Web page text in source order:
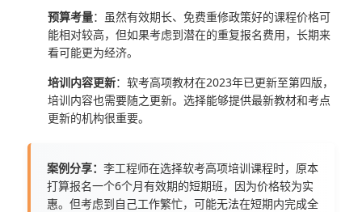
预算考量：虽然有效期长、免费重修政策好的课程价格可
能相对较高，但如果考虑到潜在的重复报名费用，长期来
看可能更为经济。
培训内容更新：软考高项教材在2023年已更新至第四版，
培训内容也需要随之更新。选择能够提供最新教材和考点
更新的机构很重要。
案例分享： 李工程师在选择软考高项培训课程时，原本
打算报名一个6个月有效期的短期班，因为价格较为实
惠。但考虑到自己工作繁忙，可能无法在短期内完成全